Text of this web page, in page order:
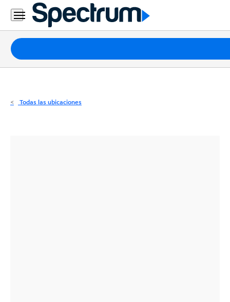
Residencial
Business
Paquetes
Internet
Todas las ubicaciones